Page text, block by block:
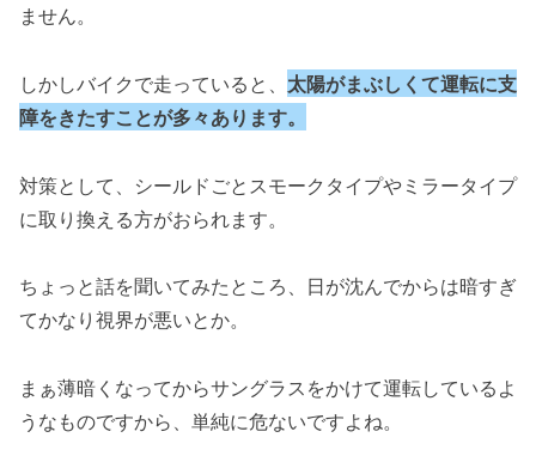
ません。
しかしバイクで走っていると、 太陽がまぶしくて運転に支
障をきたすことが多々あります。
対策として、シールドごとスモークタイプやミラータイプ
に取り換える方がおられます。
ちょっと話を聞いてみたところ、日が沈んでからは暗すぎ
てかなり視界が悪いとか。
まぁ薄暗くなってからサングラスをかけて運転しているよ
うなものですから、単純に危ないですよね。